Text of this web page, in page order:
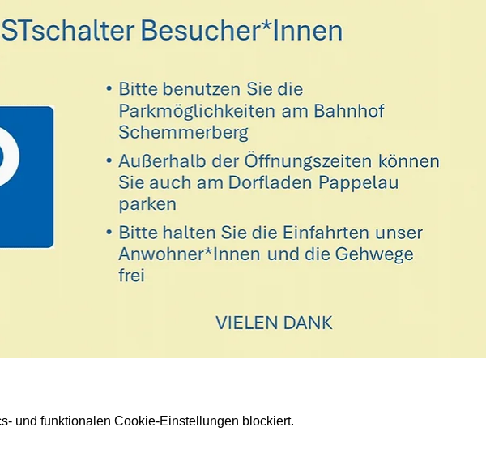
und funktionalen Cookie-Einstellungen blockiert.